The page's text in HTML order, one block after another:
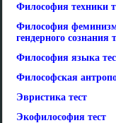
Философия техники
Философия
гендерного сознания
Философия языка
Философская
Эвристика тест
Экофилософия тест